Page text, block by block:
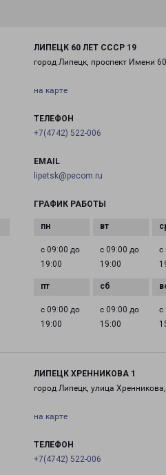
ЛИПЕЦК 60 ЛЕТ СССР 19
город Липецк, проспект Имени
на карте
ТЕЛЕФОН
+7(4742) 522-006
EMAIL
lipetsk@pecom.ru
ГРАФИК РАБОТЫ
с 09:00 до
19:00
с 09:00 до
19:00
с
с 09:00 до
19:00
с 09:00 до
15:00
с
ЛИПЕЦК ХРЕННИКОВА 1
город Липецк, улица Хренникова,
на карте
ТЕЛЕФОН
+7(4742) 522-006